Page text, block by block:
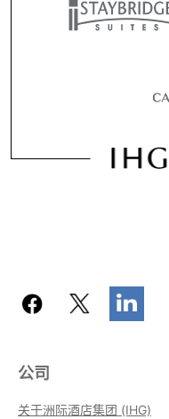
公司
关于洲际酒店集团 (IHG)